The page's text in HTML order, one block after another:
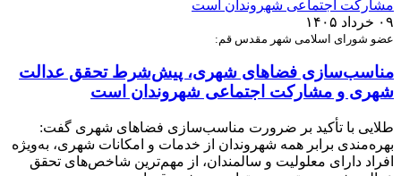
۰۹ خرداد ۱۴۰۵
عضو شورای اسلامی شهر مقدس قم:
مناسب‌سازی فضاهای شهری، پیش‌شرط تحقق عدالت
شهری و مشارکت اجتماعی شهروندان است
طلایی با تأکید بر ضرورت مناسب‌سازی فضاهای شهری گفت:
بهره‌مندی برابر همه شهروندان از خدمات و امکانات شهری، به‌ویژه
افراد دارای معلولیت و سالمندان، از مهم‌ترین شاخص‌های تحقق